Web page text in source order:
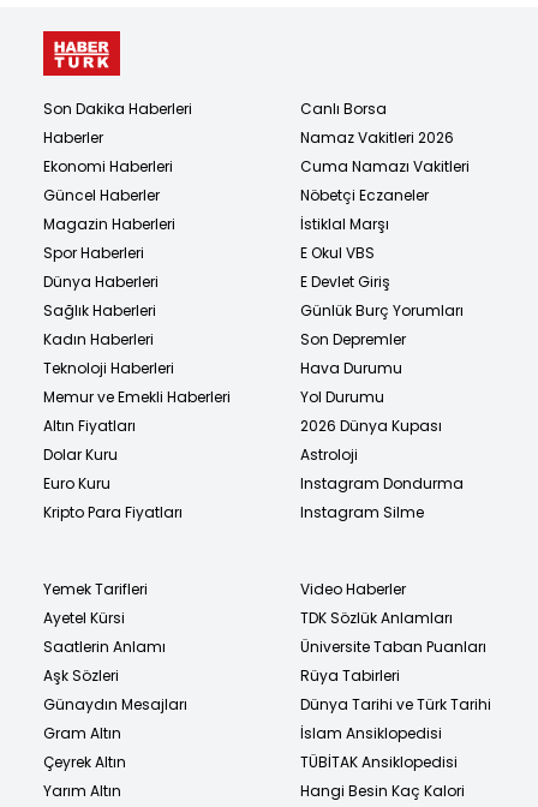
Son Dakika Haberleri
Haberler
Ekonomi Haberleri
Güncel Haberler
Magazin Haberleri
Spor Haberleri
Dünya Haberleri
Sağlık Haberleri
Kadın Haberleri
Teknoloji Haberleri
Memur ve Emekli Haberleri
Altın Fiyatları
Dolar Kuru
Euro Kuru
Kripto Para Fiyatları
Canlı Borsa
Namaz Vakitleri 2026
Cuma Namazı Vakitleri
Nöbetçi Eczaneler
İstiklal Marşı
E Okul VBS
E Devlet Giriş
Günlük Burç Yorumları
Son Depremler
Hava Durumu
Yol Durumu
2026 Dünya Kupası
Astroloji
Instagram Dondurma
Instagram Silme
Yemek Tarifleri
Ayetel Kürsi
Saatlerin Anlamı
Aşk Sözleri
Günaydın Mesajları
Gram Altın
Çeyrek Altın
Yarım Altın
Video Haberler
TDK Sözlük Anlamları
Üniversite Taban Puanları
Rüya Tabirleri
Dünya Tarihi ve Türk Tarihi
İslam Ansiklopedisi
TÜBİTAK Ansiklopedisi
Hangi Besin Kaç Kalori